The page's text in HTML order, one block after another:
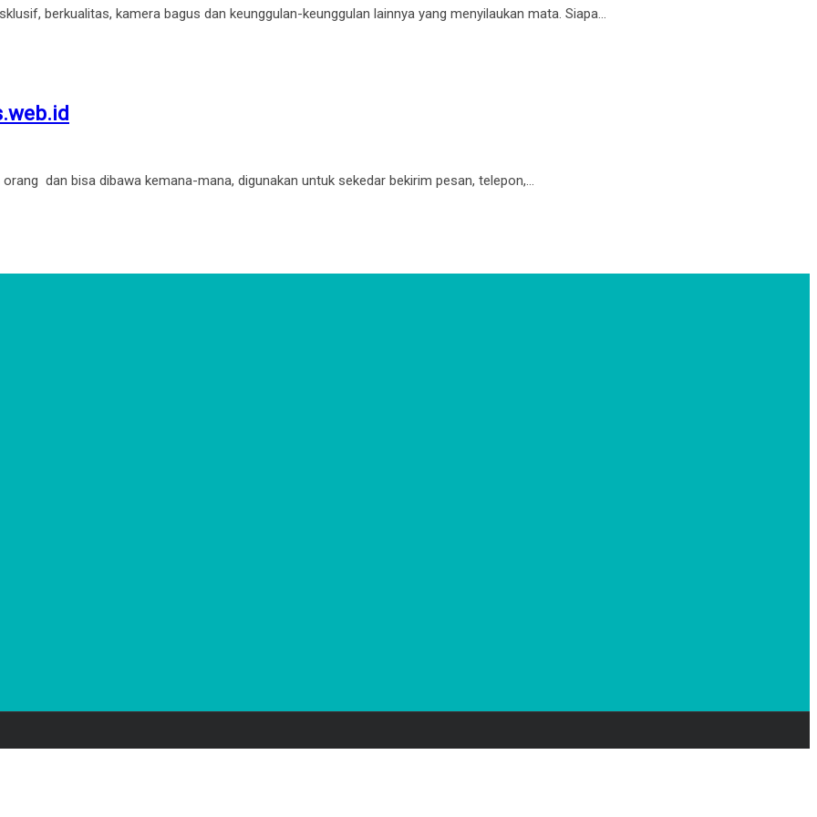
berkualitas, kamera bagus dan keunggulan-keunggulan lainnya yang menyilaukan mata. Siapa…
dan bisa dibawa kemana-mana, digunakan untuk sekedar bekirim pesan, telepon,…